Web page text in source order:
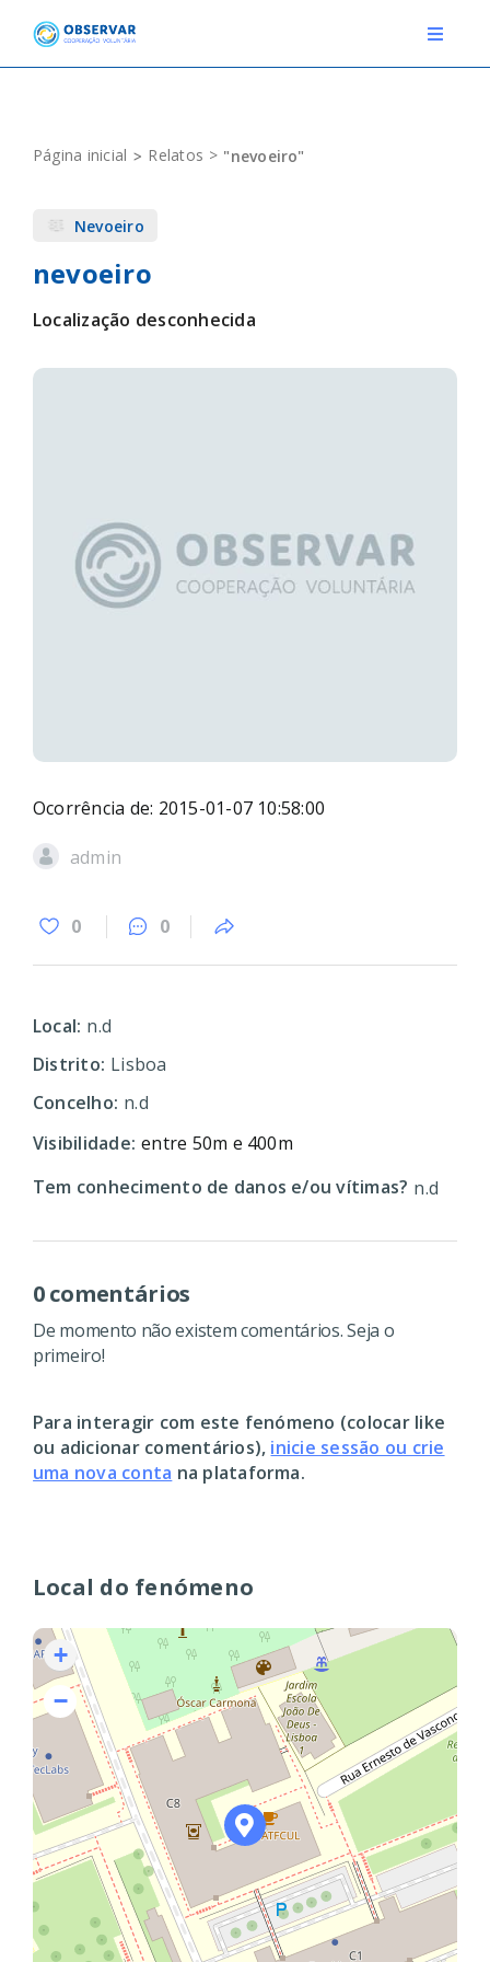
content
Toggle
EVENTOS
DEFINIÇÕES
F.A.Q.
Página inicial Relatos "nevoeiro"
Local do fenómeno
+
−
Nevoeiro
nevoeiro
Localização desconhecida
Ocorrência de: 2015-01-07 10:58:00
admin
0 0
Local: n.d
Distrito: Lisboa
Concelho: n.d
Visibilidade: entre 50m e 400m
Tem conhecimento de danos e/ou vítimas? n.d
0 comentários
De momento não existem comentários. Seja o
primeiro!
Para interagir com este fenómeno (colocar like
ou adicionar comentários), inicie sessão ou crie
uma nova conta na plataforma.